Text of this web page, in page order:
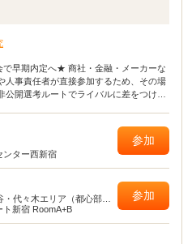
早期内定へ★ 商社・金融・メーカーな
人事責任者が直接参加するため、その場
開選考ルートでライバルに差をつけ、
ンター西新宿
参加
・代々木エリア（都心部西
ト新宿 RoomA+B
参加